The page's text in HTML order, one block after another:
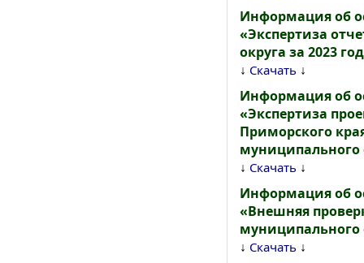
Информация об
«Экспертиза
округа за 2023
↓ Скачать ↓
Информация об
«Экспертиза
Приморского
муниципального
↓ Скачать ↓
Информация об
«Внешняя
муниципального
↓ Скачать ↓